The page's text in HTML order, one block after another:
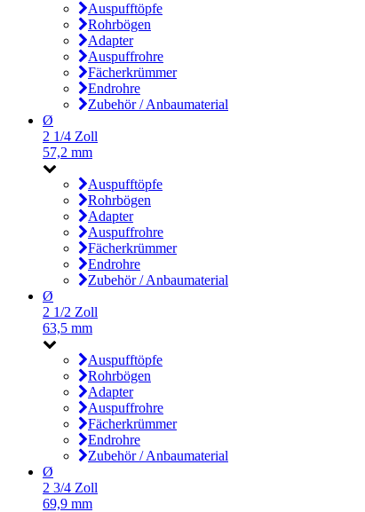
Auspufftöpfe
Rohrbögen
Adapter
Auspuffrohre
Fächerkrümmer
Endrohre
Zubehör / Anbaumaterial
Ø
2 1/4 Zoll
57,2 mm
Auspufftöpfe
Rohrbögen
Adapter
Auspuffrohre
Fächerkrümmer
Endrohre
Zubehör / Anbaumaterial
Ø
2 1/2 Zoll
63,5 mm
Auspufftöpfe
Rohrbögen
Adapter
Auspuffrohre
Fächerkrümmer
Endrohre
Zubehör / Anbaumaterial
Ø
2 3/4 Zoll
69,9 mm